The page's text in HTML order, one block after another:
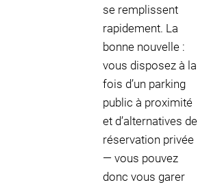
se remplissent
rapidement. La
bonne nouvelle :
vous disposez à la
fois d’un parking
public à proximité
et d’alternatives de
réservation privée
— vous pouvez
donc vous garer